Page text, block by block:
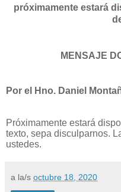
próximamente estará
MENSAJE
Por el Hno. Daniel
Próximamente estará
texto, sepa disculparnos.
ustedes.
a la/s octubre 18, 2020